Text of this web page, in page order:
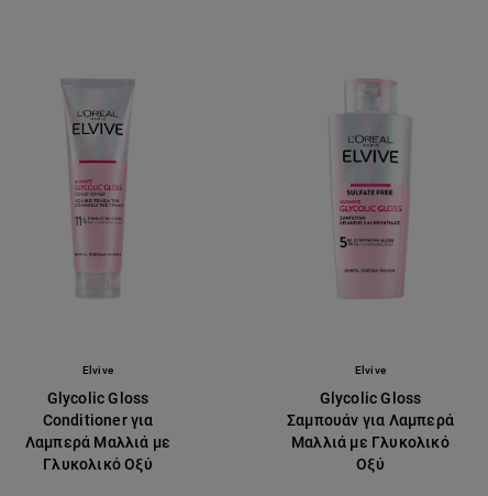
Elvive
Glycolic Gloss
Conditioner για
Λαμπερά Μαλλιά με
Γλυκολικό Οξύ
Elvive
Glycolic Gloss
Σαμπουάν για Λαμπερά
Μαλλιά με Γλυκολικό
Οξύ